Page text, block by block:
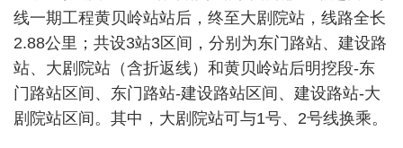
线一期工程黄贝岭站站后，终至大剧院站，线路全长
2.88公里；共设3站3区间，分别为东门路站、建设路
站、大剧院站（含折返线）和黄贝岭站后明挖段-东
门路站区间、东门路站-建设路站区间、建设路站-大
剧院站区间。其中，大剧院站可与1号、2号线换乘。